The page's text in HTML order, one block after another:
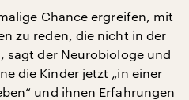
Chance ergreifen, mit
zu reden, die nicht in der
sagt der Neurobiologe und
die Kinder jetzt „in einer
und ihnen Erfahrungen